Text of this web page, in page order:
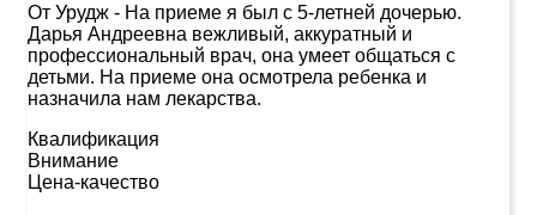
От Урудж - На приеме я был с 5-летней дочерью.
Дарья Андреевна вежливый, аккуратный и
профессиональный врач, она умеет общаться с
детьми. На приеме она осмотрела ребенка и
назначила нам лекарства.
Квалификация
Внимание
Цена-качество